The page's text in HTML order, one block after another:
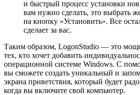
и быстрый процесс установки
вам нужно сделать, это выбрать
на кнопку «Установить». Все
сделает за вас.
Таким образом, LogonStudio — это
тех, кто хочет добавить
операционной системе Windows. С
вы сможете создать уникальный и
экрана приветствия, который будет
когда вы включите свой компьютер.